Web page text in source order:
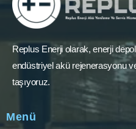
Replus Enerji olarak, enerji
endüstriyel akü rejenerasyonu
taşıyoruz.
Menü